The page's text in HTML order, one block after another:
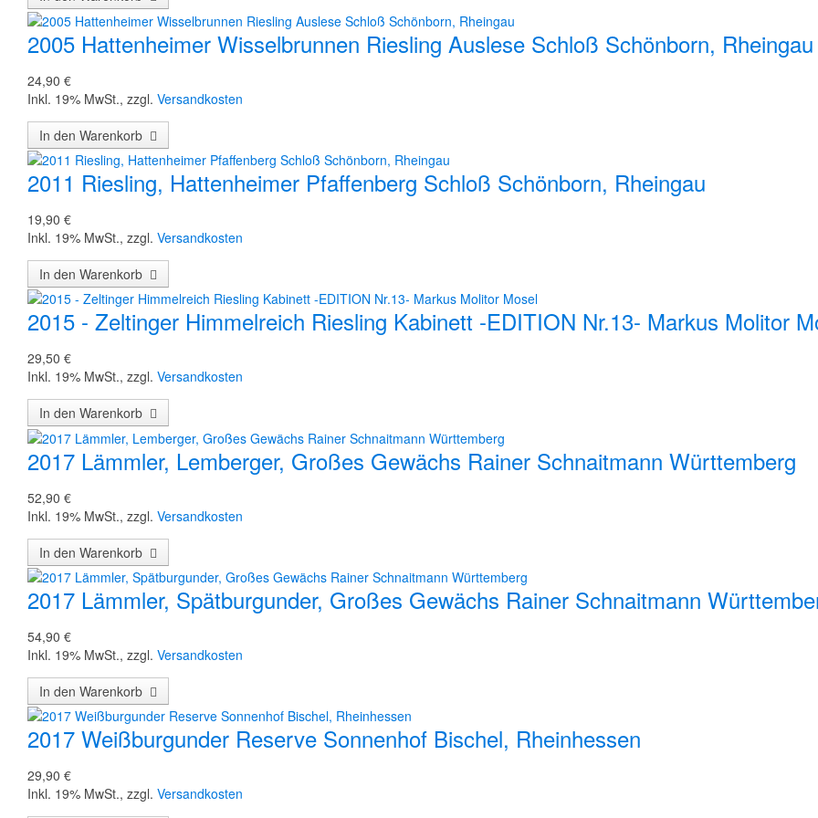
2005 Hattenheimer Wisselbrunnen Riesling Auslese Schloß Schönborn, Rheingau
24,90 €
Inkl. 19% MwSt., zzgl. Versandkosten
In den Warenkorb
2011 Riesling, Hattenheimer Pfaffenberg Schloß Schönborn, Rheingau
19,90 €
Inkl. 19% MwSt., zzgl. Versandkosten
In den Warenkorb
2015 - Zeltinger Himmelreich Riesling Kabinett -EDITION Nr.13- Markus Molitor
29,50 €
Inkl. 19% MwSt., zzgl. Versandkosten
In den Warenkorb
2017 Lämmler, Lemberger, Großes Gewächs Rainer Schnaitmann Württemberg
52,90 €
Inkl. 19% MwSt., zzgl. Versandkosten
In den Warenkorb
2017 Lämmler, Spätburgunder, Großes Gewächs Rainer Schnaitmann
54,90 €
Inkl. 19% MwSt., zzgl. Versandkosten
In den Warenkorb
2017 Weißburgunder Reserve Sonnenhof Bischel, Rheinhessen
29,90 €
Inkl. 19% MwSt., zzgl. Versandkosten